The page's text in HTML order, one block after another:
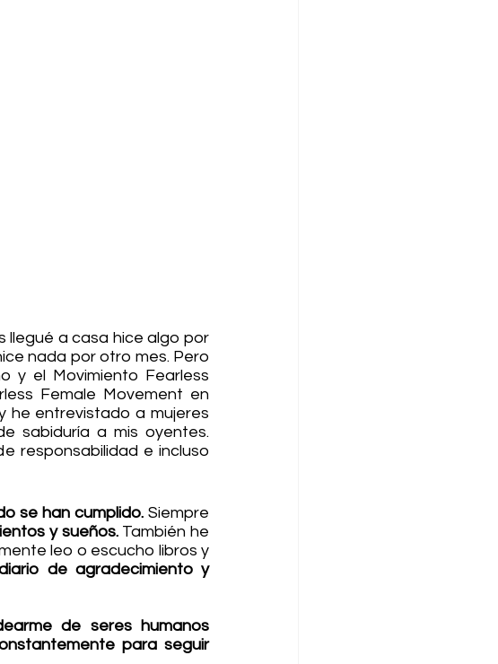
llegué a casa hice algo por
nada por otro mes. Pero
y el Movimiento Fearless
Female Movement en
he entrevistado a mujeres
sabiduría a mis oyentes.
responsabilidad e incluso
se han cumplido. Siempre
y sueños. También he
leo o escucho libros y
de agradecimiento y
de seres humanos
para seguir